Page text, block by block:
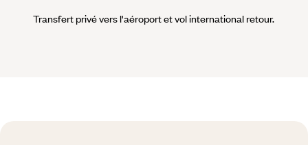
Transfert privé vers l'aéroport et vol international retour.